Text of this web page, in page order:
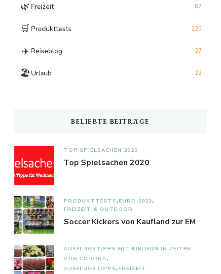
🌿 Freizeit 87
🛒 Produkttests 220
✈️ Reiseblog 27
🏖️Urlaub 22
BELIEBTE BEITRÄGE
TOP SPIELSACHEN 2020
Top Spielsachen 2020
PRODUKTTESTS EURO 2020
FREIZEIT & OUTDOOR
Soccer Kickers von Kaufland zur EM
AUSFLUGSTIPPS MIT KINDERN IN ZEITEN
VON CORONA
AUSFLUGSTIPPS FREIZEIT